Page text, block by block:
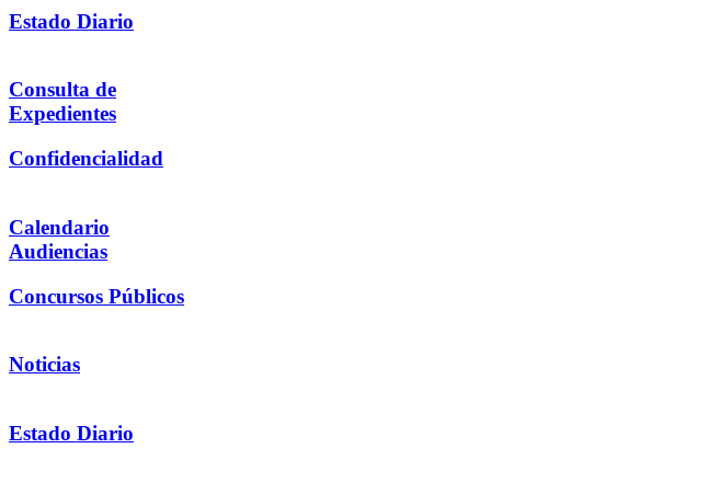
Estado Diario
Consulta de
Expedientes
Confidencialidad
Calendario
Audiencias
Concursos Públicos
Noticias
Estado Diario